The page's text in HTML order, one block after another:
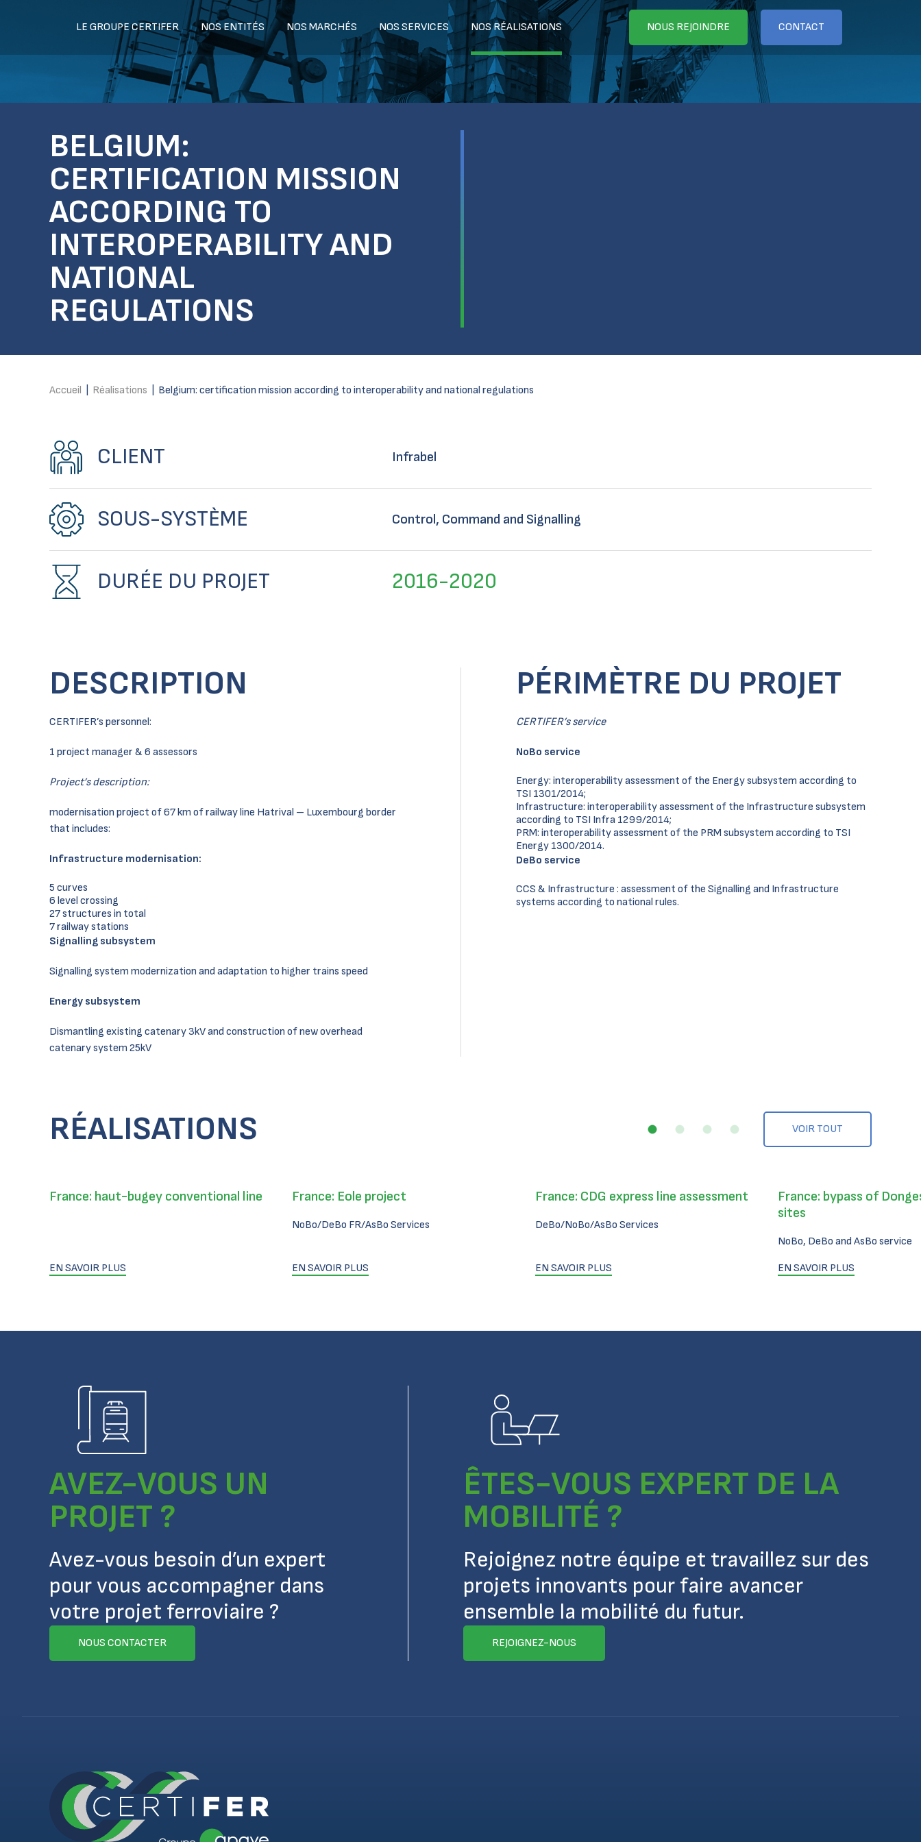
LE GROUPE CERTIFER NOS ENTITÉS NOS MARCHÉS NOS SERVICES NOS RÉALISATIONS NOUS REJOINDRE CONTACT
BELGIUM:
CERTIFICATION MISSION
ACCORDING TO
INTEROPERABILITY AND
NATIONAL
REGULATIONS
Accueil Réalisations Belgium: certification mission according to interoperability and national regulations
CLIENT Infrabel
SOUS-SYSTÈME Control, Command and Signalling
DURÉE DU PROJET 2016-2020
DESCRIPTION
CERTIFER’s personnel:
1 project manager & 6 assessors
Project’s description:
modernisation project of 67 km of railway line Hatrival – Luxembourg border
that includes:
Infrastructure modernisation:
5 curves
6 level crossing
27 structures in total
7 railway stations
Signalling subsystem
Signalling system modernization and adaptation to higher trains speed
Energy subsystem
Dismantling existing catenary 3kV and construction of new overhead
catenary system 25kV
PÉRIMÈTRE DU PROJET
CERTIFER’s service
NoBo service
Energy: interoperability assessment of the Energy subsystem according to
TSI 1301/2014;
Infrastructure: interoperability assessment of the Infrastructure subsystem
according to TSI Infra 1299/2014;
PRM: interoperability assessment of the PRM subsystem according to TSI
Energy 1300/2014.
DeBo service
CCS & Infrastructure : assessment of the Signalling and Infrastructure
systems according to national rules.
RÉALISATIONS VOIR TOUT
France: haut-bugey conventional line
EN SAVOIR PLUS
France: Eole project
NoBo/DeBo FR/AsBo Services
EN SAVOIR PLUS
France: CDG express line assessment
DeBo/NoBo/AsBo Services
EN SAVOIR PLUS
France: bypass of
sites
NoBo, DeBo and AsBo service
EN SAVOIR PLUS
AVEZ-VOUS UN
PROJET ?
Avez-vous besoin d’un expert
pour vous accompagner dans
votre projet ferroviaire ?
NOUS CONTACTER
ÊTES-VOUS EXPERT DE LA
MOBILITÉ ?
Rejoignez notre équipe et travaillez sur des
projets innovants pour faire avancer
ensemble la mobilité du futur.
REJOIGNEZ-NOUS